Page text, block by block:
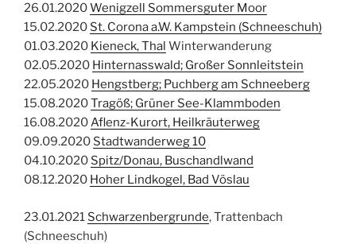
26.01.2020Wenigzell Sommersguter Moor
15.02.2020 St. Corona a.W. Kampstein (Schneeschuh)
01.03.2020 Kieneck, Thal Winterwanderung
02.05.2020 Hinternasswald; Großer Sonnleitstein
22.05.2020 Hengstberg; Puchberg am Schneeberg
15.08.2020Tragöß; Grüner See-Klammboden
16.08.2020Aflenz-Kurort, Heilkräuterweg
09.09.2020 Stadtwanderweg 10
04.10.2020 Spitz/Donau, Buschandlwand
08.12.2020 Hoher Lindkogel, Bad Vöslau
23.01.2021 Schwarzenbergrunde, Trattenbach
(Schneeschuh)